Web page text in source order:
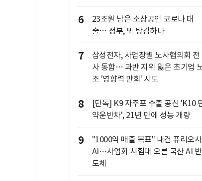
6
23조원 남은 소상공인 코로나 대
출… 정부, 또 탕감하나
7
삼성전자, 사업장별 노사협의회 전
사 통합… 과반 지위 잃은 초기업
조 '영향력 만회' 시도
8
[단독] K9 자주포 수출 공신 'K10
약운반차', 21년 만에 성능 개량
9
"1000억 매출 목표" 내건 퓨리오사
AI…사업화 시험대 오른 국산 AI 반
도체